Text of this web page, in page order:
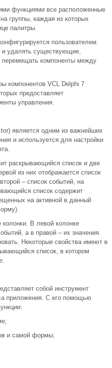
функциями все расположенные
группы, каждая из которых
палитры.
пользователем.
и удалять существующие,
перемещать компоненты между
компонентов VCL Delphi 7
предоставляет
управления.
является одним из важнейших
и используется для настройки
раскрывающийся список и две
из них отображается список
– список событий, на
список содержит
на активной в данный
В левой колонке
а в правой – их значения.
Некоторые свойства имеют в
список, в котором
собой инструмент
приложения. С его помощью
и самой формы;